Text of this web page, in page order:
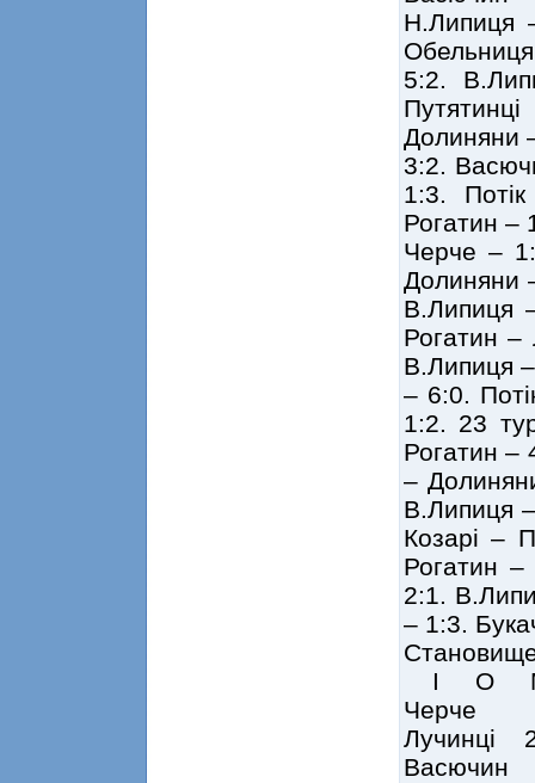
Н.Липиця
5:2.
Долиняни
3:2.
1:3.
Рогатин –
Черче –
Долиняни
В.Липиця
Рогатин
В.Липиця
– 6:0.
1:2. 23
Рогатин –
–
В.Липиця
Козарі –
Рогатин
2:1.
– 1:3.
І О
Черче